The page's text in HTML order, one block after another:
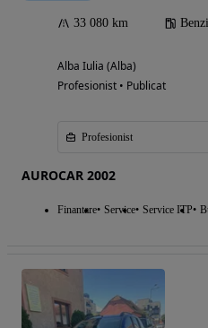
33 080 km
Alba Iulia (Alba)
Profesionist • Publicat
Profesionist
AUROCAR 2002
Finantare Service Service ITP